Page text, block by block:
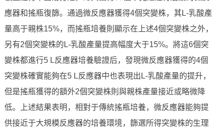
應器和搖瓶復篩。通過微反應器獲得4個突變株，其L-乳酸產
量高于親株15%，而搖瓶培養則顯示在上述4個突變株之外，
另有2個突變株的L-乳酸產量提高幅度大于15%。將這6個突
變株都進行5 L反應器培養驗證后，發現微反應器獲得的4個
突變株確實能夠在5 L反應器中也表現出L-乳酸產量的提升，
但是搖瓶獲得的額外2個突變株則與親株產量接近或略微降
低。上述結果表明，相對于傳統搖瓶培養，微反應器能夠提
供接近于大規模反應器的培養環境，篩選所得突變株的生理